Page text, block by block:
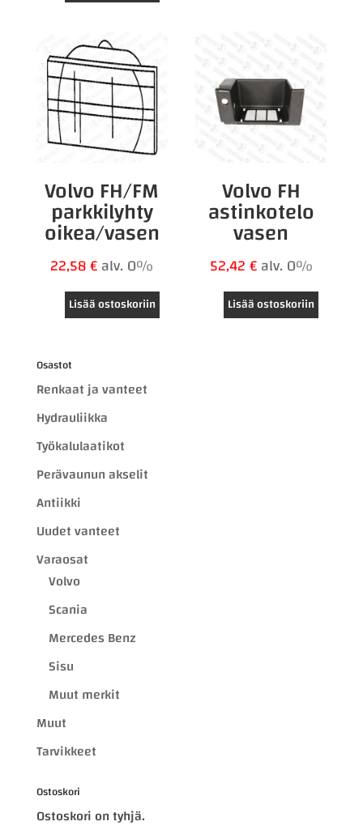
Volvo FH/FM
parkkilyhty
oikea/vasen
22,58€alv. 0%
Lisää ostoskoriin
Volvo FH
astinkotelo
vasen
52,42€alv. 0%
Lisää ostoskoriin
Osastot
Renkaat ja vanteet
Hydrauliikka
Työkalulaatikot
Perävaunun akselit
Antiikki
Uudet vanteet
Varaosat
Volvo
Scania
Mercedes Benz
Sisu
Muut merkit
Muut
Tarvikkeet
Ostoskori
Ostoskori on tyhjä.